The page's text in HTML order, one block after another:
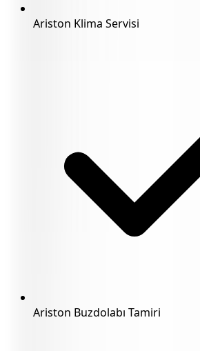
Ariston Klima Servisi
Ariston Buzdolabı Tamiri